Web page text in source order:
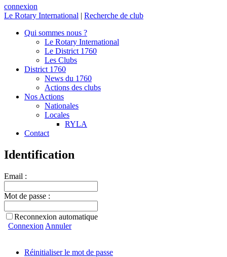
connexion
Le Rotary International | Recherche de club
Qui sommes nous ?
Le Rotary International
Le District 1760
Les Clubs
District 1760
News du 1760
Actions des clubs
Nos Actions
Nationales
Locales
RYLA
Contact
Identification
Email :
Mot de passe :
Reconnexion automatique
Connexion Annuler
Réinitialiser le mot de passe